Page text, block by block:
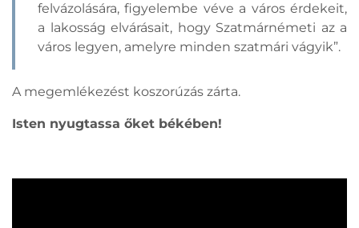
felvázolására, figyelembe véve a város érdekeit,
a lakosság elvárásait, hogy Szatmárnémeti az a
város legyen, amelyre minden szatmári vágyik”.
A megemlékezést koszorúzás zárta.
Isten nyugtassa őket békében!